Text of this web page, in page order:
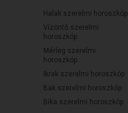
Halak szerelmi horoszkóp
Vízöntő szerelmi
horoszkóp
Mérleg szerelmi
horoszkóp
Ikrek szerelmi horoszkóp
Bak szerelmi horoszkóp
Bika szerelmi horoszkóp